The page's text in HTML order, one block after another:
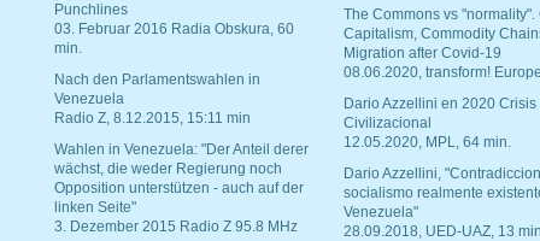
Punchlines
03. Februar 2016 Radia Obskura, 60
min.
Nach den Parlamentswahlen in
Venezuela
Radio Z, 8.12.2015, 15:11 min
Wahlen in Venezuela: "Der Anteil derer
wächst, die weder Regierung noch
Opposition unterstützen - auch auf der
linken Seite"
3. Dezember 2015 Radio Z 95.8 MHz
The Commons vs "normality".
Capitalism, Commodity
Migration after Covid-19
08.06.2020, transform!
Dario Azzellini en 2020 Crisis
Civilizacional
12.05.2020, MPL, 64 min.
Dario Azzellini,
socialismo realmente
Venezuela"
28.09.2018, UED-UAZ, 13